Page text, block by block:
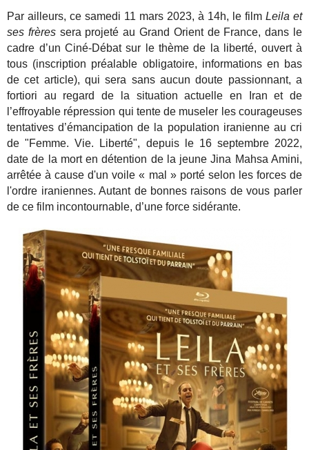
Par ailleurs, ce samedi 11 mars 2023, à 14h, le film Leila et
ses frères sera projeté au Grand Orient de France, dans le
cadre d’un Ciné-Débat sur le thème de la liberté, ouvert à
tous (inscription préalable obligatoire, informations en bas
de cet article), qui sera sans aucun doute passionnant, a
fortiori au regard de la situation actuelle en Iran et de
l’effroyable répression qui tente de museler les courageuses
tentatives d’émancipation de la population iranienne au cri
de "Femme. Vie. Liberté", depuis le 16 septembre 2022,
date de la mort en détention de la jeune Jina Mahsa Amini,
arrêtée à cause d'un voile « mal » porté selon les forces de
l'ordre iraniennes. Autant de bonnes raisons de vous parler
de ce film incontournable, d’une force sidérante.